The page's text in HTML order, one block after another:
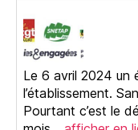
Le 6 avril 2024 un
l’établissement.
Pourtant c’est le